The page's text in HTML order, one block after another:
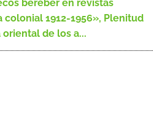
beréber en revistas
colonial 1912-1956», Plenitud
de los a...